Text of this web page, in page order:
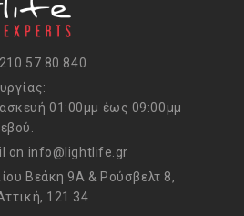
57 80 840
01:00μμ έως 09:00μμ
on info@lightlife.gr
Βεάκη 9Α & Ρούσβελτ 8,
121 34